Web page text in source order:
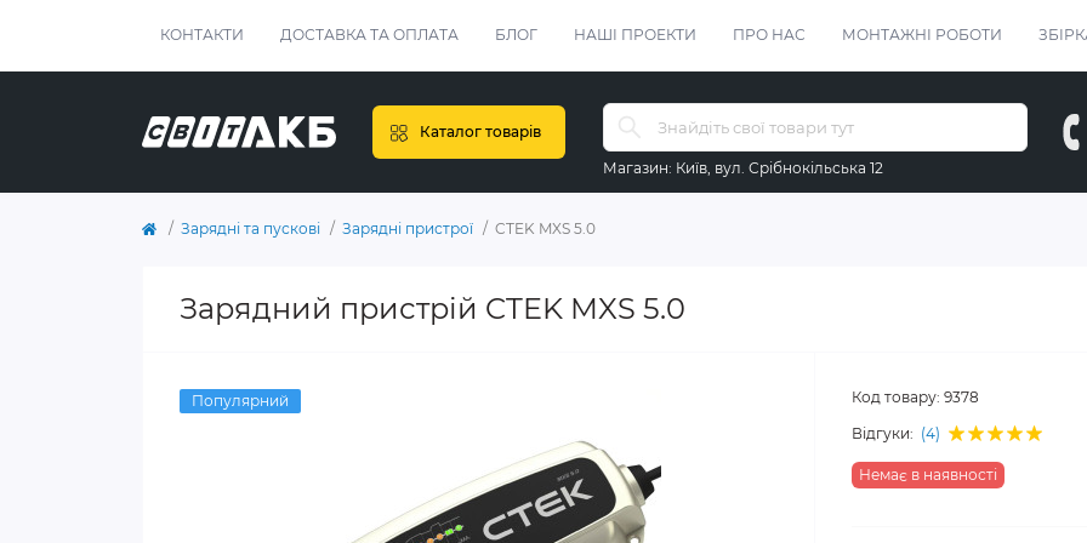
КОНТАКТИ ДОСТАВКА ТА ОПЛАТА БЛОГ НАШІ ПРОЕКТИ ПРО НАС МОНТАЖНІ РОБОТИ
Каталог товарів
Магазин: Київ, вул. Срібнокільська 12
Зарядні та пускові Зарядні пристрої CTEK MXS 5.0
Зарядний пристрій CTEK MXS 5.0
Популярний Код товару: 9378
Відгуки: (4)
Немає в наявності